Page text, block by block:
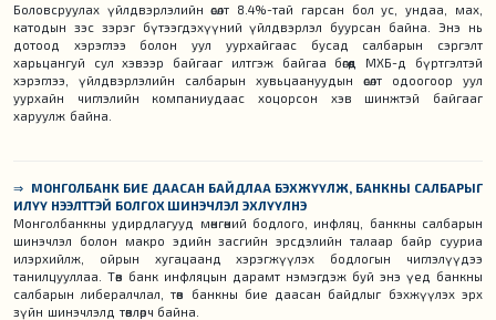
Боловсруулах үйлдвэрлэлийн өсөлт 8.4%-тай гарсан бол ус, ундаа, мах,
катодын зэс зэрэг бүтээгдэхүүний үйлдвэрлэл буурсан байна. Энэ нь
дотоод хэрэглээ болон уул уурхайгаас бусад салбарын сэргэлт
харьцангуй сул хэвээр байгааг илтгэж байгаа бөгөөд МХБ-д бүртгэлтэй
хэрэглээ, үйлдвэрлэлийн салбарын хувьцаануудын өсөлт одоогоор уул
уурхайн чиглэлийн компаниудаас хоцорсон хэв шинжтэй байгааг
харуулж байна.
⇒
МОНГОЛБАНК БИЕ ДААСАН БАЙДЛАА БЭХЖҮҮЛЖ, БАНКНЫ САЛБАРЫГ
ИЛҮҮ НЭЭЛТТЭЙ БОЛГОХ ШИНЭЧЛЭЛ ЭХЛҮҮЛНЭ
Монголбанкны удирдлагууд мөнгөний бодлого, инфляц, банкны салбарын
шинэчлэл болон макро эдийн засгийн эрсдэлийн талаар байр сууриа
илэрхийлж, ойрын хугацаанд хэрэгжүүлэх бодлогын чиглэлүүдээ
танилцууллаа. Төв банк инфляцын дарамт нэмэгдэж буй энэ үед банкны
салбарын либералчлал, төв банкны бие даасан байдлыг бэхжүүлэх эрх
зүйн шинэчлэлд төвлөрч байна.